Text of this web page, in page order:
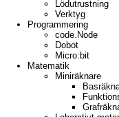
Lödutrustning
Verktyg
Programmering
code.Node
Dobot
Micro:bit
Matematik
Miniräknare